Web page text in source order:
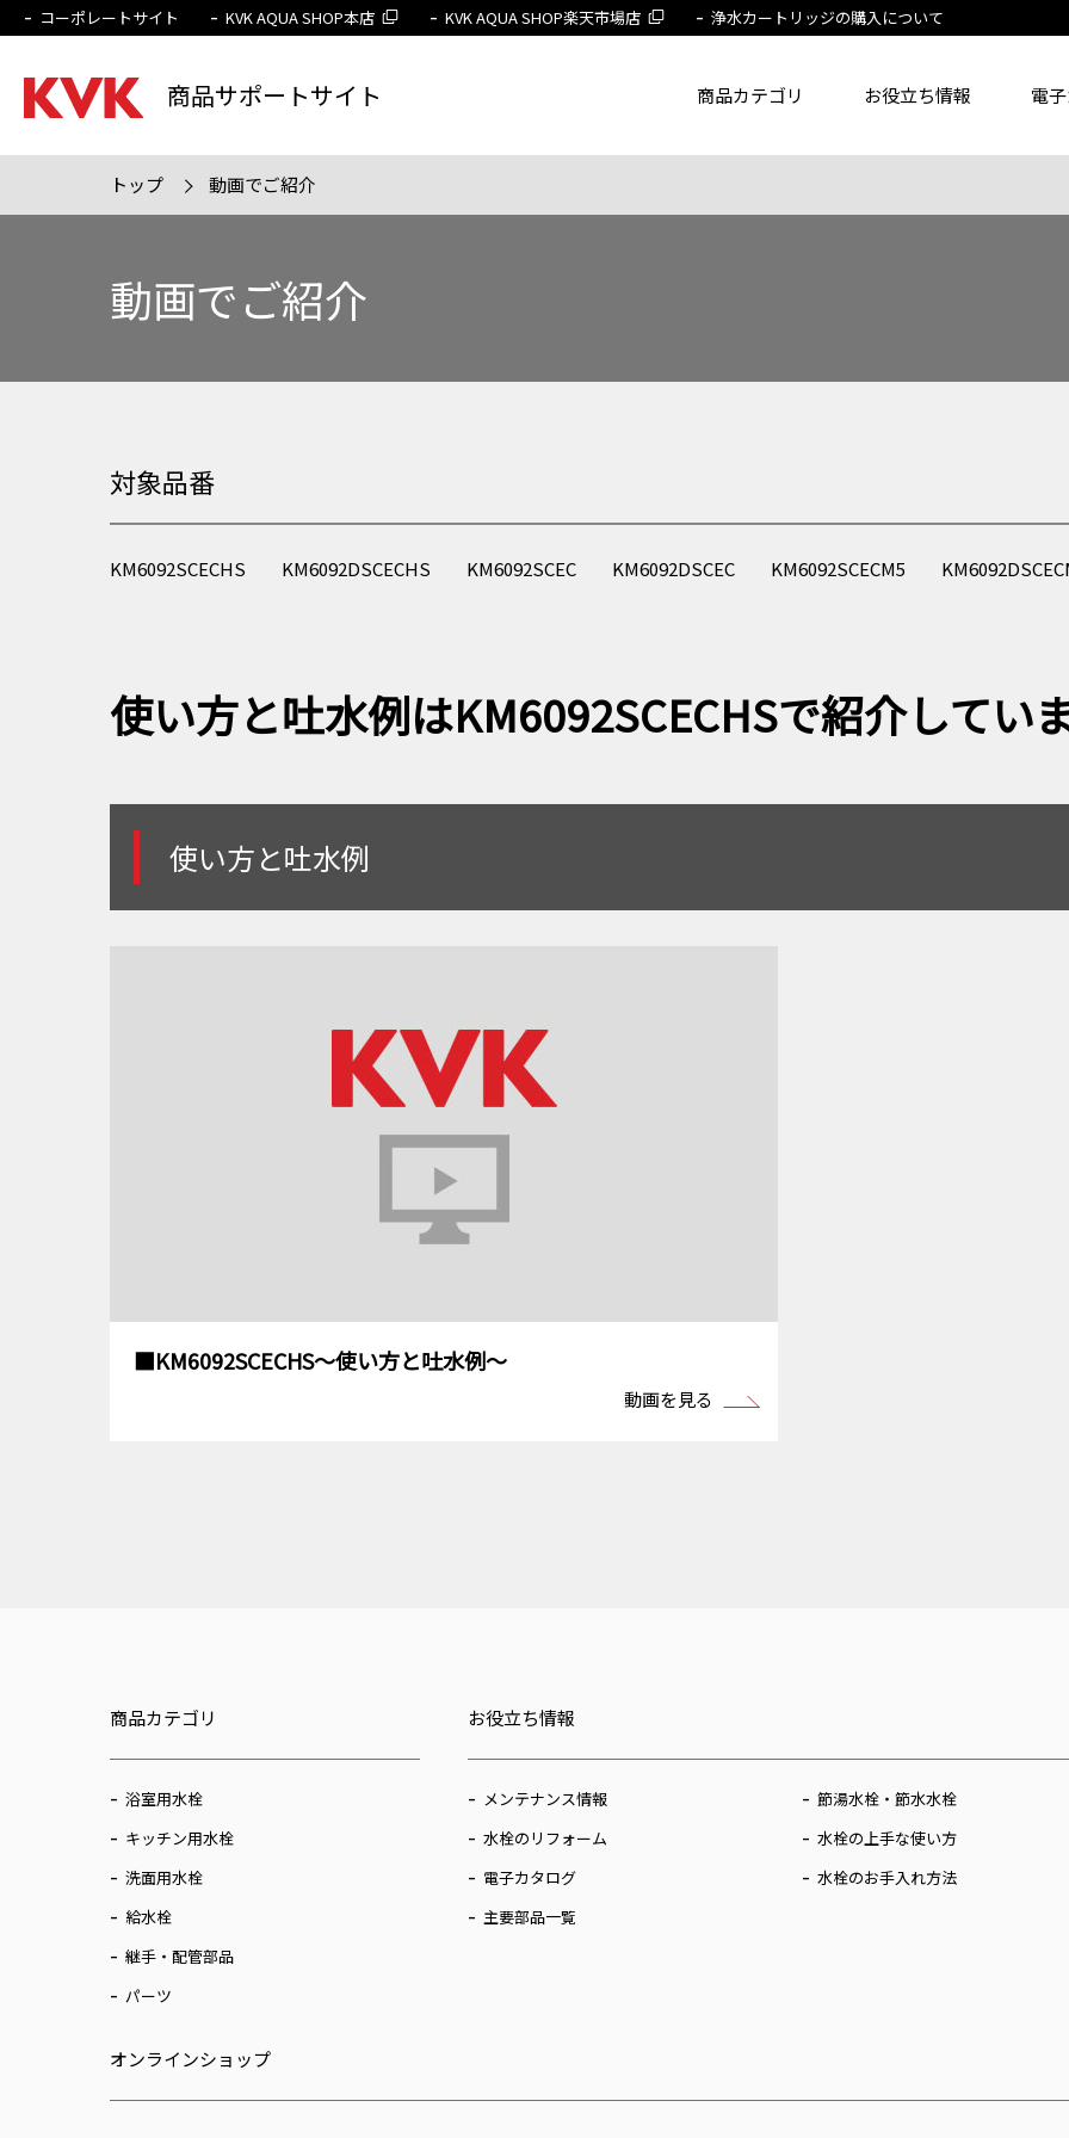
商品サポートサイト 商品カテゴリ お役立ち情報 電
コーポレートサイト KVK AQUA SHOP本店 KVK AQUA SHOP楽天市場店 浄水カートリッジの購入について
トップ 動画でご紹介
動画でご紹介
対象品番
KM6092SCECHS KM6092DSCECHS KM6092SCEC KM6092DSCEC KM6092SCECM5
使い方と吐水例はKM6092SCECHSで紹介していま
使い方と吐水例
■KM6092SCECHS～使い方と吐水例～
動画を見る
商品カテゴリ
浴室用水栓
キッチン用水栓
洗面用水栓
給水栓
継手・配管部品
パーツ
お役立ち情報
メンテナンス情報
節湯水栓・節水水栓
水栓のリフォーム
水栓の上手な使い方
電子カタログ
水栓のお手入れ方法
主要部品一覧
オンラインショップ